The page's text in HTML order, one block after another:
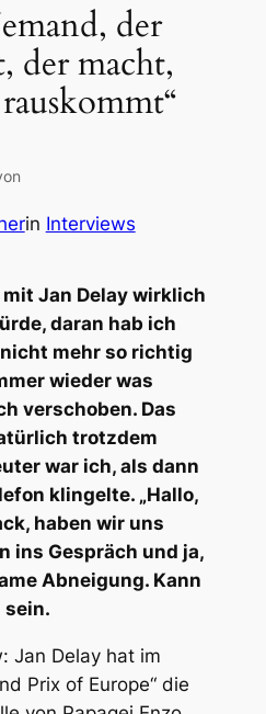
der
der macht,
in Interviews
Jan Delay wirklich
daran hab ich
mehr so richtig
wieder was
verschoben. Das
trotzdem
war ich, als dann
klingelte. „Hallo,
haben wir uns
ins Gespräch und ja,
Abneigung. Kann
sein.
Jan Delay hat im
Prix of Europe“ die